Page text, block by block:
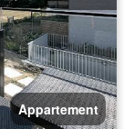
Appartement